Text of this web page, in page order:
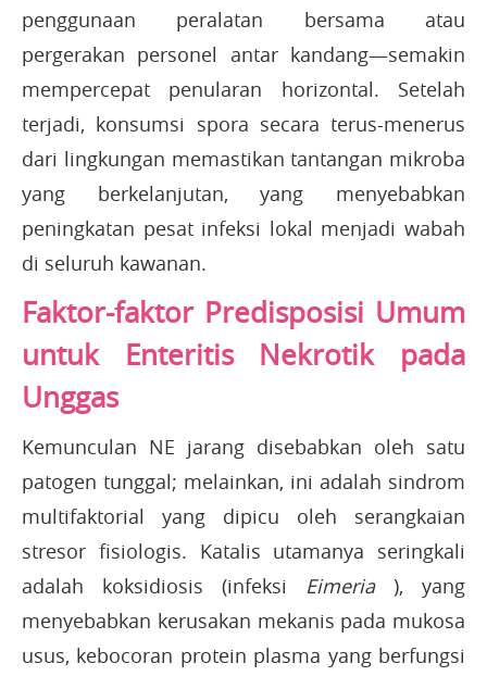
penggunaan peralatan bersama atau
pergerakan personel antar kandang—semakin
mempercepat penularan horizontal. Setelah
terjadi, konsumsi spora secara terus-menerus
dari lingkungan memastikan tantangan mikroba
yang berkelanjutan, yang menyebabkan
peningkatan pesat infeksi lokal menjadi wabah
di seluruh kawanan.
Faktor-faktor Predisposisi Umum
untuk Enteritis Nekrotik pada
Unggas
Kemunculan NE jarang disebabkan oleh satu
patogen tunggal; melainkan, ini adalah sindrom
multifaktorial yang dipicu oleh serangkaian
stresor fisiologis. Katalis utamanya seringkali
adalah koksidiosis (infeksi Eimeria), yang
menyebabkan kerusakan mekanis pada mukosa
usus, kebocoran protein plasma yang berfungsi